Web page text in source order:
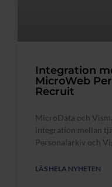
Integration
MicroWeb
Recruit
MicroData och
integration mellan
Personalarkiv och
LÄS HELA NYHETEN